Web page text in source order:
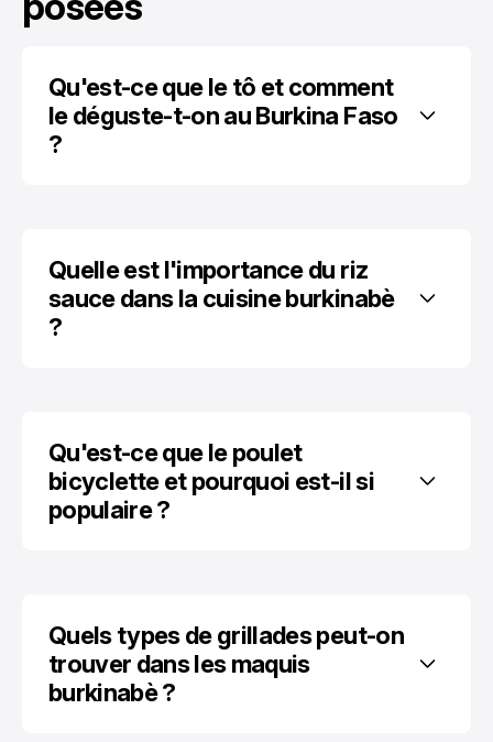
Qu'est-ce que le tô et comment
le déguste-t-on au Burkina Faso
?
Quelle est l'importance du riz
sauce dans la cuisine burkinabè
?
Qu'est-ce que le poulet
bicyclette et pourquoi est-il si
populaire ?
Quels types de grillades peut-on
trouver dans les maquis
burkinabè ?